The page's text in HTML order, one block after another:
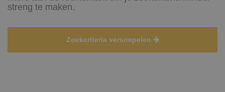
streng te maken.
Zoekcriteria versoepelen